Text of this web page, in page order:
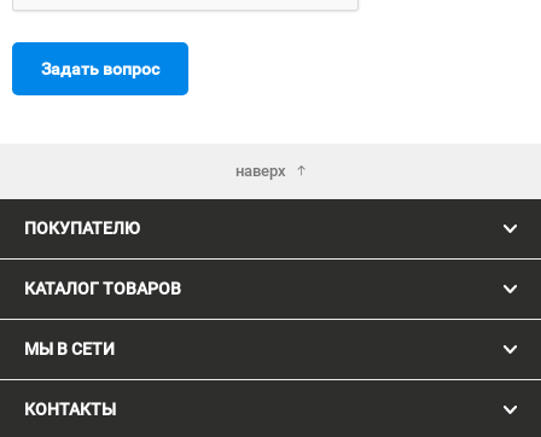
Задать вопрос
наверх
ПОКУПАТЕЛЮ
КАТАЛОГ ТОВАРОВ
МЫ В СЕТИ
КОНТАКТЫ